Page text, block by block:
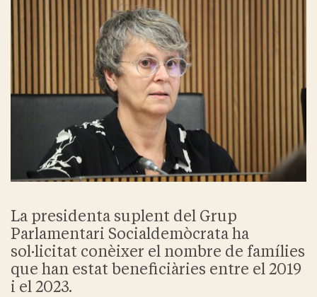
La presidenta suplent del Grup
Parlamentari Socialdemòcrata ha
sol·licitat conèixer el nombre de famílies
que han estat beneficiàries entre el 2019
i el 2023.